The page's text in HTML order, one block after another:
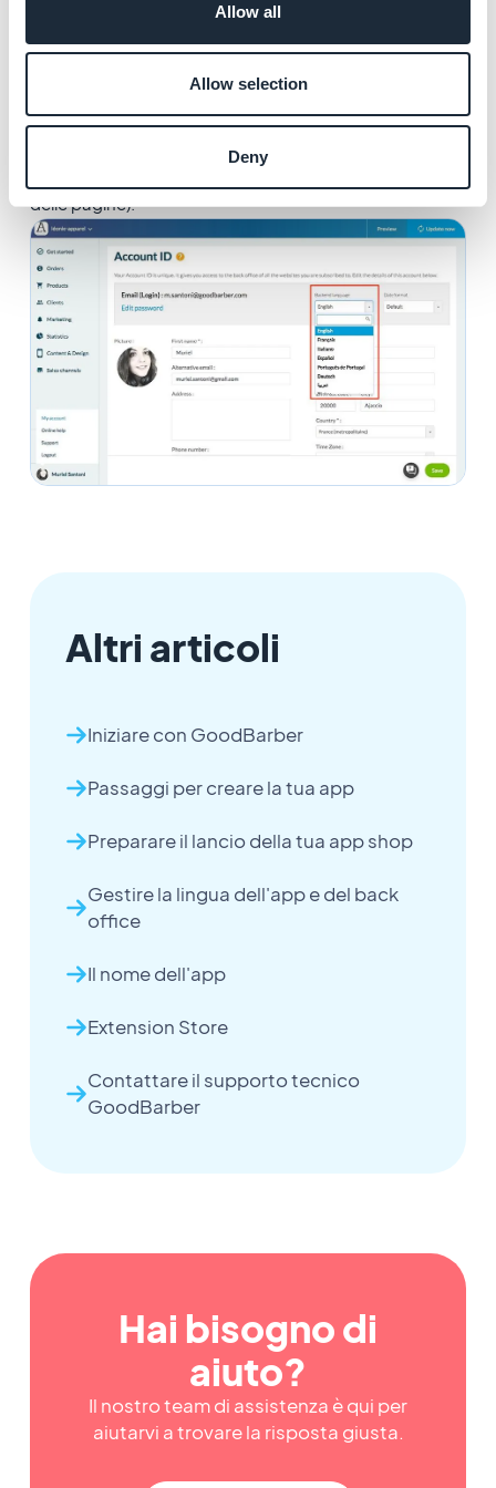
Allow all
Allow selection
Deny
brasiliano, olandese, catalano, turco, giapponese,
italiano, arabo, finlandese, svedese, norvegese e
delle pagine).
Altri articoli
Iniziare con GoodBarber
Passaggi per creare la tua app
Preparare il lancio della tua app shop
Gestire la lingua dell'app e del back
office
Il nome dell'app
Extension Store
Contattare il supporto tecnico
GoodBarber
Hai bisogno di
aiuto?
Il nostro team di assistenza è qui per
aiutarvi a trovare la risposta giusta.